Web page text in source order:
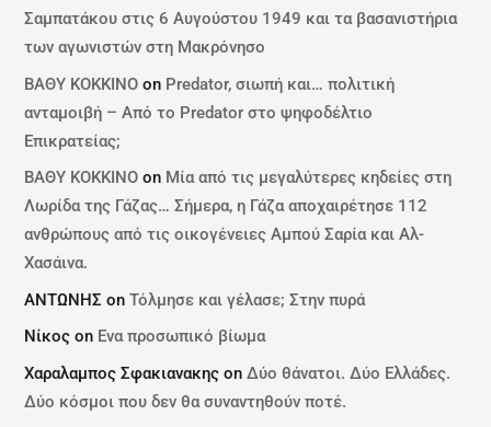
Σαμπατάκου στις 6 Αυγούστου 1949 και τα βασανιστήρια
των αγωνιστών στη Μακρόνησο
ΒΑΘΥ ΚΟΚΚΙΝΟ on Predator, σιωπή και… πολιτική
ανταμοιβή – Από το Predator στο ψηφοδέλτιο
Επικρατείας;
ΒΑΘΥ ΚΟΚΚΙΝΟ on Μία από τις μεγαλύτερες κηδείες στη
Λωρίδα της Γάζας… Σήμερα, η Γάζα αποχαιρέτησε 112
ανθρώπους από τις οικογένειες Αμπού Σαρία και Αλ-
Χασάινα.
ΑΝΤΩΝΗΣ onΤόλμησε και γέλασε; Στην πυρά
Νίκος on Ενα προσωπικό βίωμα
Χαραλαμπος Σφακιανακης onΔύο θάνατοι. Δύο Ελλάδες.
Δύο κόσμοι που δεν θα συναντηθούν ποτέ.